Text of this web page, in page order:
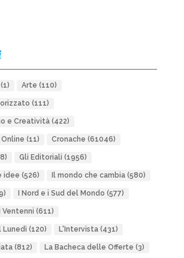
(1) Arte (110)
(111)
e Creatività(422)
(11) Cronache (61046)
Gli Editoriali (1956)
idee (526) Il mondo che cambia(580)
I Nord e i Sud del Mondo (577)
Ventenni (611)
Lunedì (120) L'Intervista(431)
(812) La Bacheca delle Offerte (3)